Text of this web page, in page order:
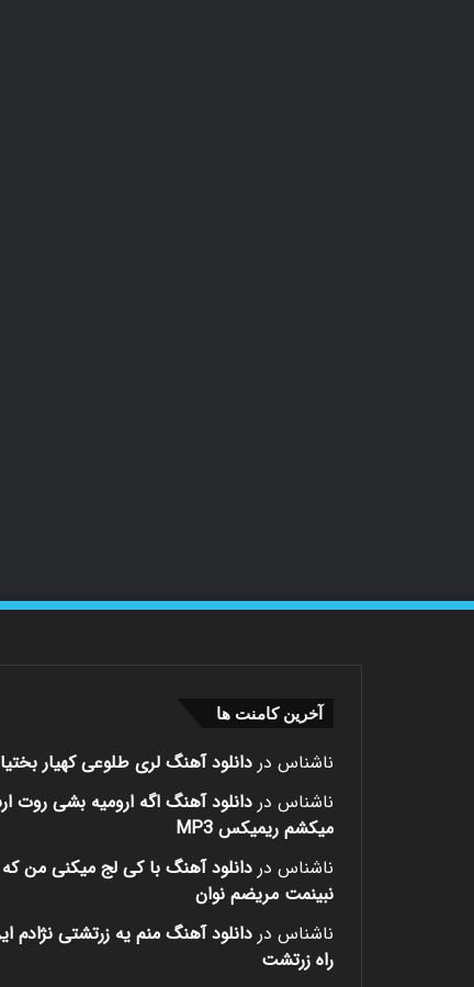
آخرین کامنت ها
ناشناس دردانلود آهنگ لری طلوعی کهیار
ناشناس در دانلود آهنگ اگه ارومیه بشی روت
میکشم ریمیکس MP3
ناشناس دردانلود آهنگ با کی لج میکنی من که
نبینمت مریضم نوان
ناشناس دردانلود آهنگ منم یه زرتشتی نژادم
راه زرتشت